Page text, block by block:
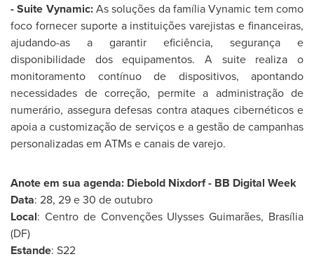
- Suite Vynamic:As soluções da família Vynamic tem como
foco fornecer suporte a instituições varejistas e financeiras,
ajudando-as a garantir eficiência, segurança e
disponibilidade dos equipamentos. A suite realiza o
monitoramento contínuo de dispositivos, apontando
necessidades de correção, permite a administração de
numerário, assegura defesas contra ataques cibernéticos e
apoia a customização de serviços e a gestão de campanhas
personalizadas em ATMs e canais de varejo.
Anote em sua agenda: Diebold Nixdorf - BB Digital Week
Data: 28, 29 e 30 de outubro
Local: Centro de Convenções Ulysses Guimarães, Brasília
(DF)
Estande: S22